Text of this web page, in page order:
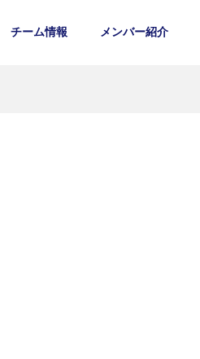
チーム情報 メンバー紹介